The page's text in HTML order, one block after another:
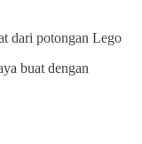
dari potongan Lego
buat dengan